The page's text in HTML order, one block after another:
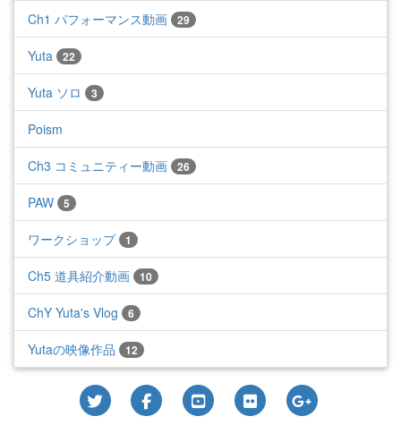
Ch1 パフォーマンス動画 29
Yuta 22
Yuta ソロ 3
Poism
Ch3 コミュニティー動画 26
PAW 5
ワークショップ 1
Ch5 道具紹介動画 10
ChY Yuta's Vlog 6
Yutaの映像作品 12